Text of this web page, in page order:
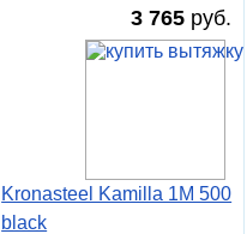
3 765 руб.
Kronasteel Kamilla 1M 500
black